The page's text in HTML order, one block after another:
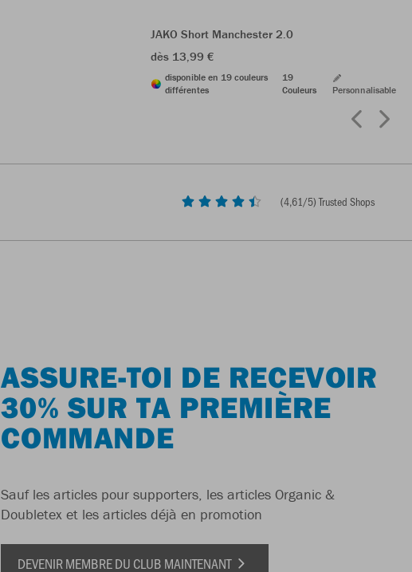
JAKO Short Manchester 2.0
dès 13,99 €
disponible en 19 couleurs
différentes
19
Couleurs
Personnalisable
(4,61/5) Trusted Shops
ASSURE-TOI DE RECEVOIR
30% SUR TA PREMIÈRE
COMMANDE
Sauf les articles pour supporters, les articles Organic &
Doubletex et les articles déjà en promotion
DEVENIR MEMBRE DU CLUB MAINTENANT